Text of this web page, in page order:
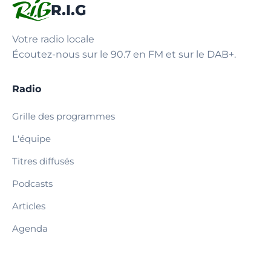
R.I.G
Votre radio locale
Écoutez-nous sur le 90.7 en FM et sur le DAB+.
Radio
Grille des programmes
L'équipe
Titres diffusés
Podcasts
Articles
Agenda